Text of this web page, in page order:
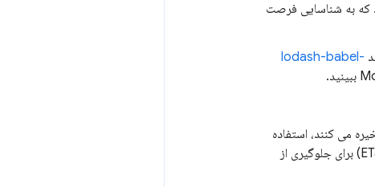
که به شناسایی فرصت
lodash-babel-
می کنند، استفاده
کنید. تعیین طول عمر بهینه برای اسکریپت ها (حداکثر سن) و نشانه های اعتبارسنجی عرضه (ETag) برای جلوگیری از